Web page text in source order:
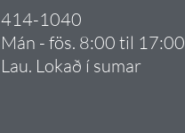
414-1040
Mán - fös. 8:00 til 17:00
Lau. Lokað í sumar